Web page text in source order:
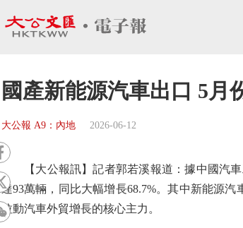
國產新能源汽車出口 5月
大公報 A9：內地 2026-06-12
【大公報訊】記者郭若溪報道：據中國汽車
達93萬輛，同比大幅增長68.7%。其中新能源
拉動汽車外貿增長的核心主力。